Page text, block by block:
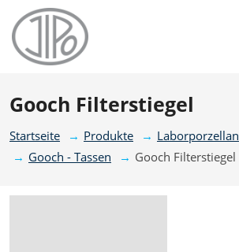
Gooch Filterstiegel
Startseite Produkte
Laborporzellan
Gooch - Tassen
Gooch Filterstiegel